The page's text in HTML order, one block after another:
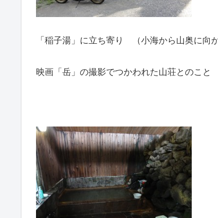
「稲子湯」に立ち寄り （小海から山奥に向
映画「岳」の撮影でつかわれた山荘とのこと